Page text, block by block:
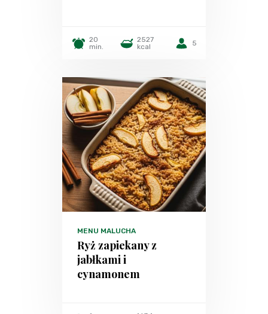
20
min.
2527
kcal
5
MENU MALUCHA
Ryż zapiekany z
jabłkami i
cynamonem